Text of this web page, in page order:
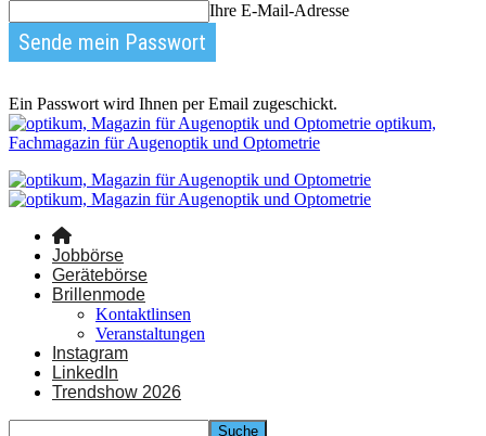
Ihre E-Mail-Adresse
Ein Passwort wird Ihnen per Email zugeschickt.
optikum,
Fachmagazin für Augenoptik und Optometrie
Jobbörse
Gerätebörse
Brillenmode
Kontaktlinsen
Veranstaltungen
Instagram
LinkedIn
Trendshow 2026